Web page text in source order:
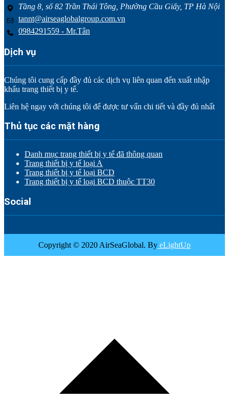
Tầng 8, số 82 Trần Thái Tông, Phường Cầu Giấy, TP Hà Nội
tannt@airseaglobalgroup.com.vn
0984291559 - Mr.Tân
Dịch vụ
Chúng tôi cung cấp đầy đủ các dịch vụ liên quan đến xuất nhập
khẩu trang thiết bị y tế.
Liên hệ ngay với chúng tôi để được tư vấn chi tiết và đầy đủ nhất
Thủ tục các mặt hàng
Danh mục trang thiết bị y tế đã thông quan
Trang thiết bị y tế loại A
Trang thiết bị y tế loại BCD
Trang thiết bị y tế loại BCD thuộc TT30
Social
Copyright © 2020 AirSeaGlobal. By eLightUp